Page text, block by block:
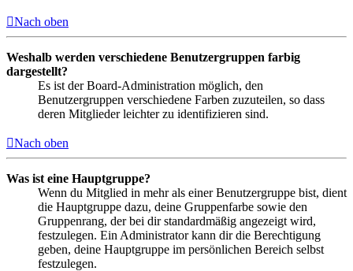
Nach oben
Weshalb werden verschiedene Benutzergruppen farbig
dargestellt?
Es ist der Board-Administration möglich, den
Benutzergruppen verschiedene Farben zuzuteilen, so dass
deren Mitglieder leichter zu identifizieren sind.
Nach oben
Was ist eine Hauptgruppe?
Wenn du Mitglied in mehr als einer Benutzergruppe bist, dient
die Hauptgruppe dazu, deine Gruppenfarbe sowie den
Gruppenrang, der bei dir standardmäßig angezeigt wird,
festzulegen. Ein Administrator kann dir die Berechtigung
geben, deine Hauptgruppe im persönlichen Bereich selbst
festzulegen.